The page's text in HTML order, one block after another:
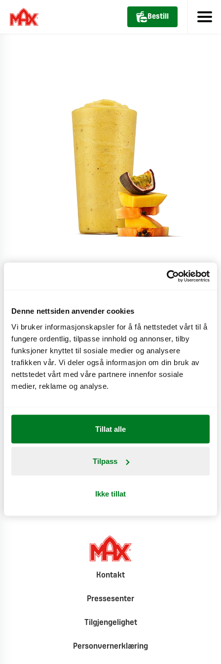
Denne nettsiden anvender cookies
Vi bruker informasjonskapsler for å få nettstedet vårt til å
fungere ordentlig, tilpasse innhold og annonser, tilby
funksjoner knyttet til sosiale medier og analysere
trafikken vår. Vi deler også informasjon om din bruk av
nettstedet vårt med våre partnere innenfor sosiale
medier, reklame og analyse.
Tillat alle
Tilpass
Ikke tillat
Bestill
Mango, banan, ananas, papaya, pasjonsfrukt og
CO2 0,7 kg
Kontakt
Pressesenter
Tilgjengelighet
Personvernerklæring